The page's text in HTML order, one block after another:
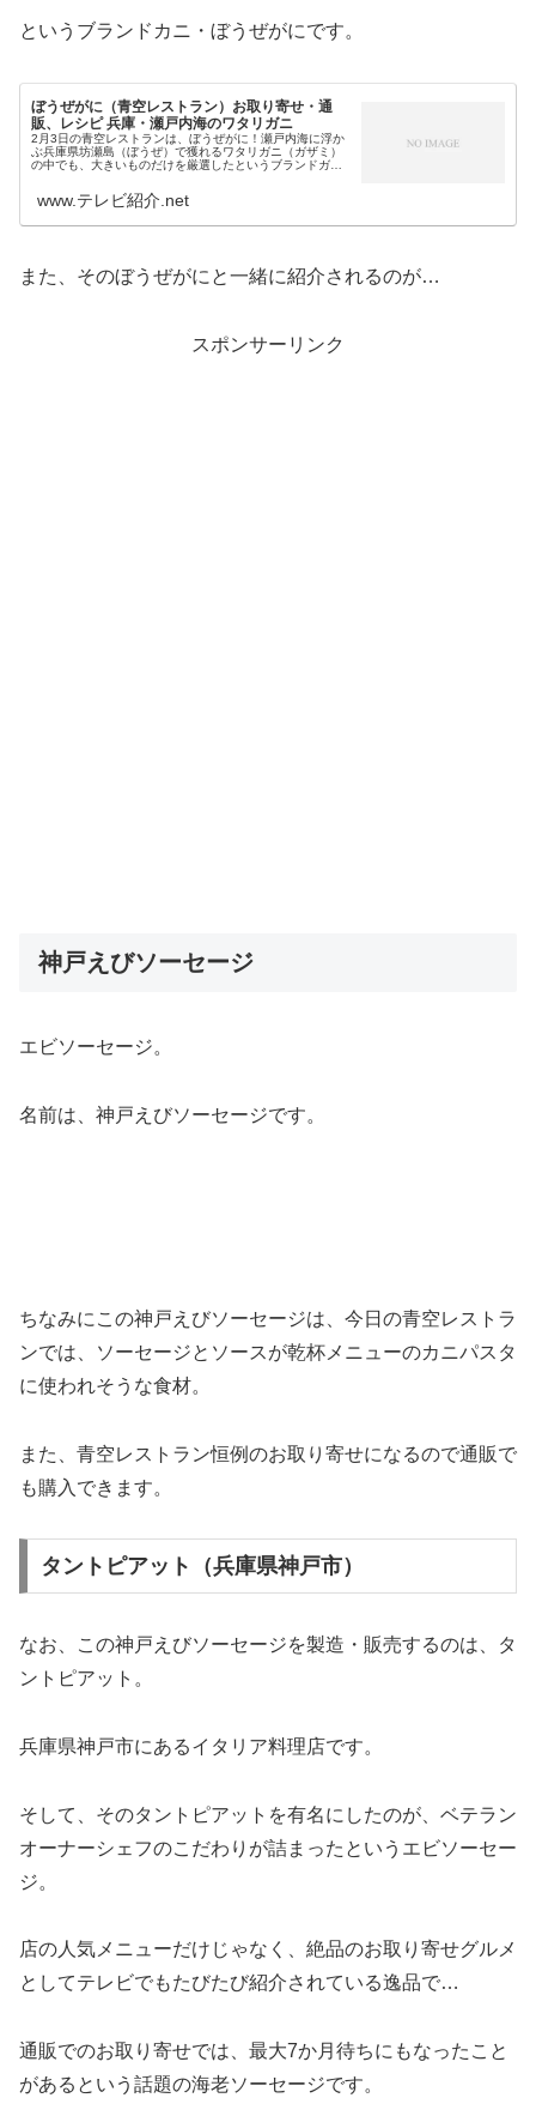
というブランドカニ・ぼうぜがにです。
ぼうぜがに（青空レストラン）お取り寄せ・通
販、レシピ 兵庫・瀬戸内海のワタリガニ
2月3日の青空レストランは、ぼうぜがに！瀬戸内海に浮か
ぶ兵庫県坊瀬島（ぼうぜ）で獲れるワタリガニ（ガザミ）
の中でも、大きいものだけを厳選したというブランドガ
慢というカニで、今が旬の食材です...
www.テレビ紹介.net
また、そのぼうぜがにと一緒に紹介されるのが…
スポンサーリンク
神戸えびソーセージ
エビソーセージ。
名前は、神戸えびソーセージです。
ちなみにこの神戸えびソーセージは、今日の青空レストラ
ンでは、ソーセージとソースが乾杯メニューのカニパスタ
に使われそうな食材。
また、青空レストラン恒例のお取り寄せになるので通販で
も購入できます。
タントピアット（兵庫県神戸市）
なお、この神戸えびソーセージを製造・販売するのは、タ
ントピアット。
兵庫県神戸市にあるイタリア料理店です。
そして、そのタントピアットを有名にしたのが、ベテラン
オーナーシェフのこだわりが詰まったというエビソーセー
ジ。
店の人気メニューだけじゃなく、絶品のお取り寄せグルメ
としてテレビでもたびたび紹介されている逸品で…
通販でのお取り寄せでは、最大7か月待ちにもなったこと
があるという話題の海老ソーセージです。